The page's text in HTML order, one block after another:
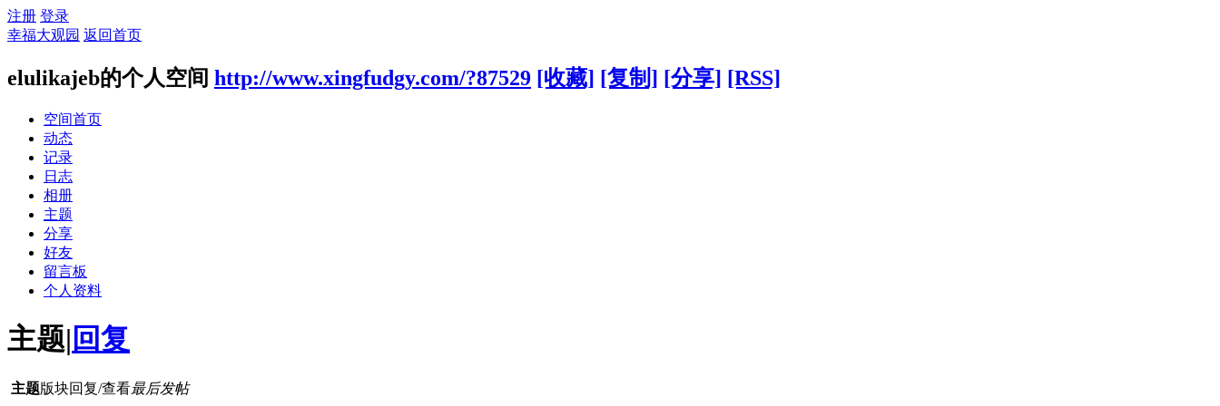
注册 登录
幸福大观园 返回首页
elulikajeb的个人空间 http://www.xingfudgy.com/?87529 [收藏] [复制] [分享] [RSS]
空间首页
动态
记录
日志
相册
主题
分享
好友
留言板
个人资料
主题| 回复
主题版块回复/查看最后发帖